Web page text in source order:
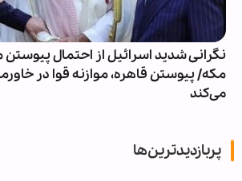
نگرانی شدید اسرائیل از احتمال
مکه/ پیوستن قاهره، موازنه قوا در
می‌کند
پربازدیدترین‌ها